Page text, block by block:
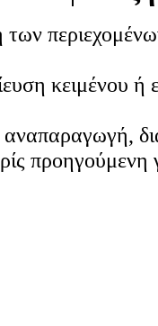
των
κειμένου
αναπαραγωγή,
προηγούμενη